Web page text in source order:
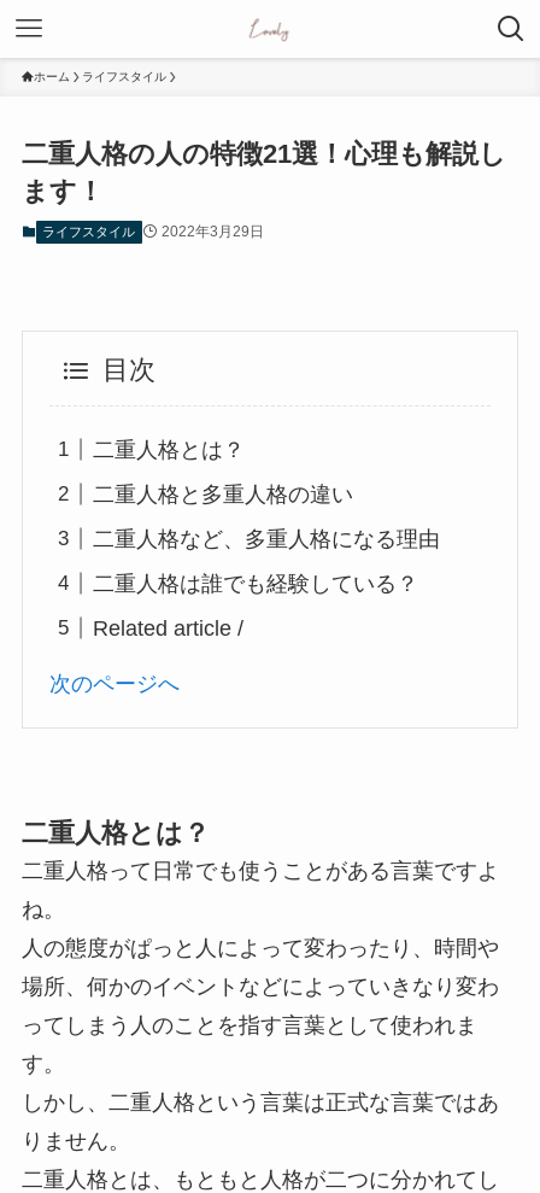
ホーム ライフスタイル
二重人格の人の特徴21選！心理も解説し
ます！
ライフスタイル 2022年3月29日
目次
二重人格とは？
二重人格と多重人格の違い
二重人格など、多重人格になる理由
二重人格は誰でも経験している？
Related article /
次のページへ
二重人格とは？
二重人格って日常でも使うことがある言葉ですよ
ね。
人の態度がぱっと人によって変わったり、時間や
場所、何かのイベントなどによっていきなり変わ
ってしまう人のことを指す言葉として使われま
す。
しかし、二重人格という言葉は正式な言葉ではあ
りません。
二重人格とは、もともと人格が二つに分かれてし